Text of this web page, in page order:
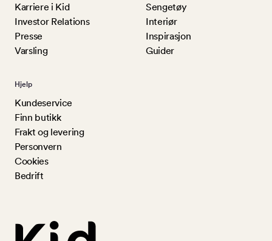
Karriere i Kid
Investor Relations
Presse
Varsling
Sengetøy
Interiør
Inspirasjon
Guider
Hjelp
Kundeservice
Finn butikk
Frakt og levering
Personvern
Cookies
Bedrift